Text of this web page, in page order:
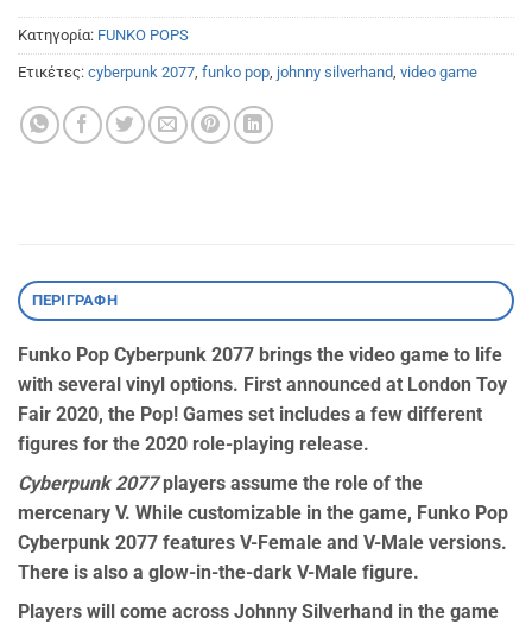
Κατηγορία: FUNKO POPS
Ετικέτες: cyberpunk 2077 funko pop johnny silverhand video game
ΠΕΡΙΓΡΑΦΉ
Funko Pop Cyberpunk 2077 brings the video game to life
with several vinyl options. First announced at London Toy
Fair 2020, the Pop! Games set includes a few different
figures for the 2020 role-playing release.
Cyberpunk 2077players assume the role of the
mercenary V. While customizable in the game, Funko Pop
Cyberpunk 2077 features V-Female and V-Male versions.
There is also a glow-in-the-dark V-Male figure.
Players will come across Johnny Silverhand in the game